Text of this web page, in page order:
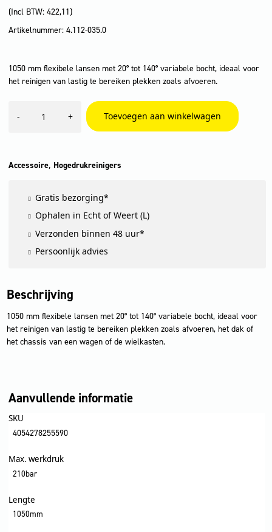
(Incl BTW: 422,11)
Artikelnummer: 4.112-035.0
1050 mm flexibele lansen met 20° tot 140° variabele bocht, ideaal voor
het reinigen van lastig te bereiken plekken zoals afvoeren.
-
spuitlans,
+ Toevoegen aan winkelwagen
Accessoire, Hogedrukreinigers
Gratis bezorging*
Ophalen in Echt of Weert (L)
Verzonden binnen 48 uur*
Persoonlijk advies
Beschrijving
1050 mm flexibele lansen met 20° tot 140° variabele bocht, ideaal voor
het reinigen van lastig te bereiken plekken zoals afvoeren, het dak of
het chassis van een wagen of de wielkasten.
Aanvullende informatie
SKU
4054278255590
Max. werkdruk
210bar
Lengte
1050mm